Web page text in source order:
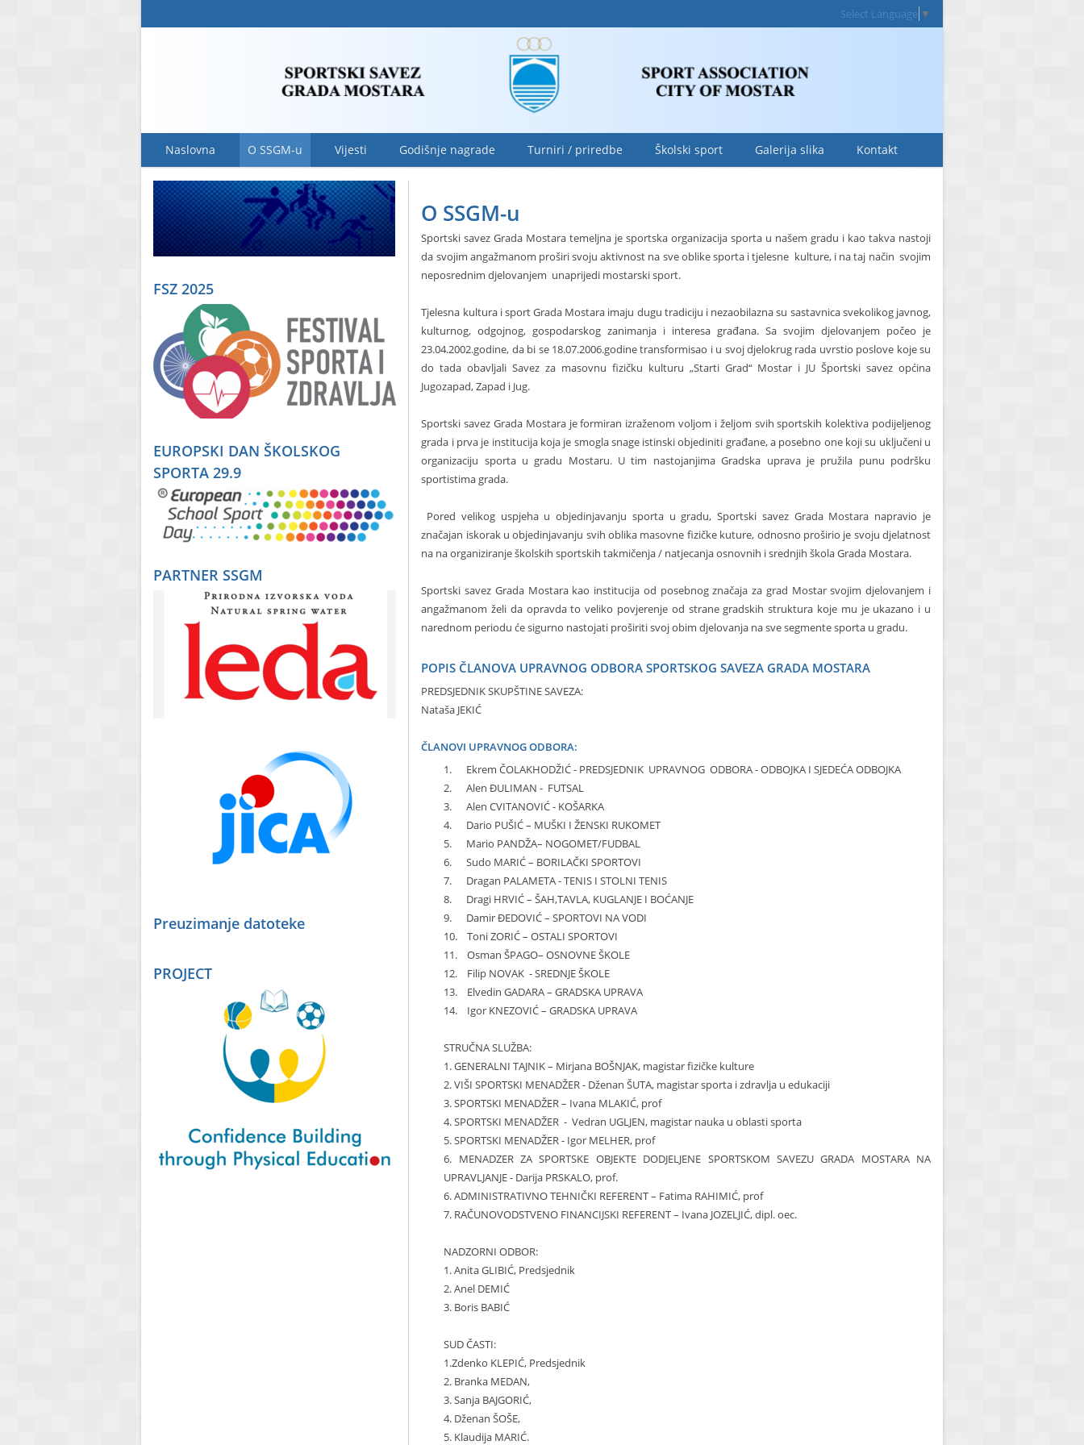
Select Language ▼
Naslovna O SSGM-u Vijesti Godišnje nagrade Turniri / priredbe Školski sport Galerija slika Kontakt
O SSGM-u
Sportski savez Grada Mostara temeljna je sportska organizacija sporta u našem gradu i kao takva nastoji
da svojim angažmanom proširi svoju aktivnost na sve oblike sporta i tjelesne kulture, i na taj način svojim
neposrednim djelovanjem unaprijedi mostarski sport.
Tjelesna kultura i sport Grada Mostara imaju dugu tradiciju i nezaobilazna su sastavnica svekolikog javnog,
kulturnog, odgojnog, gospodarskog zanimanja i interesa građana. Sa svojim djelovanjem počeo je
23.04.2002.godine, da bi se 18.07.2006.godine transformisao i u svoj djelokrug rada uvrstio poslove koje su
do tada obavljali Savez za masovnu fizičku kulturu „Starti Grad“ Mostar i JU Športski savez općina
Jugozapad, Zapad i Jug.
Sportski savez Grada Mostara je formiran izraženom voljom i željom svih sportskih kolektiva podijeljenog
grada i prva je institucija koja je smogla snage istinski objediniti građane, a posebno one koji su uključeni u
organizaciju sporta u gradu Mostaru. U tim nastojanjima Gradska uprava je pružila punu podršku
sportistima grada.
Pored velikog uspjeha u objedinjavanju sporta u gradu, Sportski savez Grada Mostara napravio je
značajan iskorak u objedinjavanju svih oblika masovne fizičke kuture, odnosno proširio je svoju djelatnost
na na organiziranje školskih sportskih takmičenja / natjecanja osnovnih i srednjih škola Grada Mostara.
Sportski savez Grada Mostara kao institucija od posebnog značaja za grad Mostar svojim djelovanjem i
angažmanom želi da opravda to veliko povjerenje od strane gradskih struktura koje mu je ukazano i u
narednom periodu će sigurno nastojati proširiti svoj obim djelovanja na sve segmente sporta u gradu.
POPIS ČLANOVA UPRAVNOG ODBORA SPORTSKOG SAVEZA GRADA MOSTARA
PREDSJEDNIK SKUPŠTINE SAVEZA:
Nataša JEKIĆ
ČLANOVI UPRAVNOG ODBORA:
1. Ekrem ČOLAKHODŽIĆ - PREDSJEDNIK UPRAVNOG ODBORA - ODBOJKA I SJEDEĆA ODBOJKA
2. Alen ĐULIMAN - FUTSAL
3. Alen CVITANOVIĆ - KOŠARKA
4. Dario PUŠIĆ – MUŠKI I ŽENSKI RUKOMET
5. Mario PANDŽA– NOGOMET/FUDBAL
6. Sudo MARIĆ – BORILAČKI SPORTOVI
7. Dragan PALAMETA - TENIS I STOLNI TENIS
8. Dragi HRVIĆ – ŠAH,TAVLA, KUGLANJE I BOĆANJE
9. Damir ĐEDOVIĆ – SPORTOVI NA VODI
10. Toni ZORIĆ – OSTALI SPORTOVI
11. Osman ŠPAGO– OSNOVNE ŠKOLE
12. Filip NOVAK - SREDNJE ŠKOLE
13. Elvedin GADARA – GRADSKA UPRAVA
14. Igor KNEZOVIĆ – GRADSKA UPRAVA
STRUČNA SLUŽBA:
1. GENERALNI TAJNIK – Mirjana BOŠNJAK, magistar fizičke kulture
2. VIŠI SPORTSKI MENADŽER - Dženan ŠUTA, magistar sporta i zdravlja u edukaciji
3. SPORTSKI MENADŽER – Ivana MLAKIĆ, prof
4. SPORTSKI MENADŽER - Vedran UGLJEN, magistar nauka u oblasti sporta
5. SPORTSKI MENADŽER - Igor MELHER, prof
6. MENADZER ZA SPORTSKE OBJEKTE DODJELJENE SPORTSKOM SAVEZU GRADA MOSTARA NA
UPRAVLJANJE - Darija PRSKALO, prof.
6. ADMINISTRATIVNO TEHNIČKI REFERENT – Fatima RAHIMIĆ, prof
7. RAČUNOVODSTVENO FINANCIJSKI REFERENT – Ivana JOZELJIĆ, dipl. oec.
NADZORNI ODBOR:
1. Anita GLIBIĆ, Predsjednik
2. Anel DEMIĆ
3. Boris BABIĆ
SUD ČASTI:
1.Zdenko KLEPIĆ, Predsjednik
2. Branka MEDAN,
3. Sanja BAJGORIĆ,
4. Dženan ŠOŠE,
5. Klaudija MARIĆ.
FSZ 2025
EUROPSKI DAN ŠKOLSKOG
SPORTA 29.9
PARTNER SSGM
Preuzimanje datoteke
PROJECT